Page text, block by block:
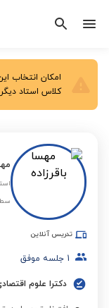
امکان انتخاب
کلاس استاد
تدریس آنلاین
1 جلسه موفق
دکترا علوم